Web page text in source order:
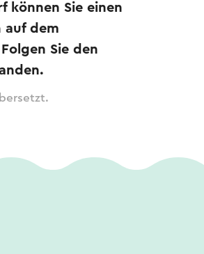
können Sie einen
auf dem
Sie den